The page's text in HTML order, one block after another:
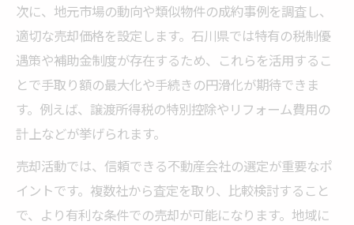
次に、地元市場の動向や類似物件の成約事例を調査し、
適切な売却価格を設定します。石川県では特有の税制優
遇策や補助金制度が存在するため、これらを活用するこ
とで手取り額の最大化や手続きの円滑化が期待できま
す。例えば、譲渡所得税の特別控除やリフォーム費用の
計上などが挙げられます。
売却活動では、信頼できる不動産会社の選定が重要なポ
イントです。複数社から査定を取り、比較検討すること
で、より有利な条件での売却が可能になります。地域に